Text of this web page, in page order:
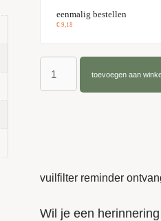
eenmalig bestellen
€9,18
toevoegen aan
vuilfilter reminder
Wil je een